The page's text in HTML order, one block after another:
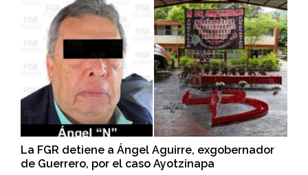
La FGR detiene a Ángel Aguirre, exgobernador
de Guerrero, por el caso Ayotzinapa